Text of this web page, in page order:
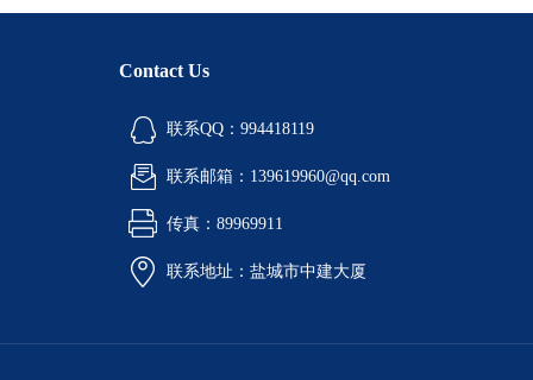
Contact Us
联系QQ：994418119
联系邮箱：139619960@qq.com
传真：89969911
联系地址：盐城市中建大厦